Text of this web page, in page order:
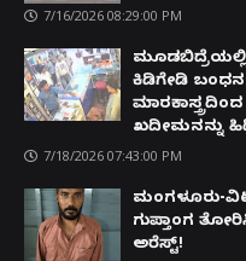
7/16/2026 08:29:00 PM
ಮೂಡಬಿದ್ರೆಯಲ್ಲಿ
ಕಿಡಿಗೇಡಿ
ಖದೀಮನನ್ನು
7/18/2026 07:43:00 PM
ಮಂಗಳೂರು-
ಗುಪ್ತಾಂಗ
ಅರೆಸ್ಟ್!